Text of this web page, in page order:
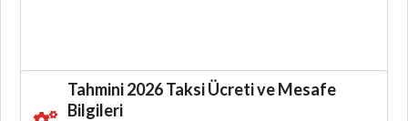
Tahmini 2026 Taksi Ücreti ve Mesafe
Bilgileri